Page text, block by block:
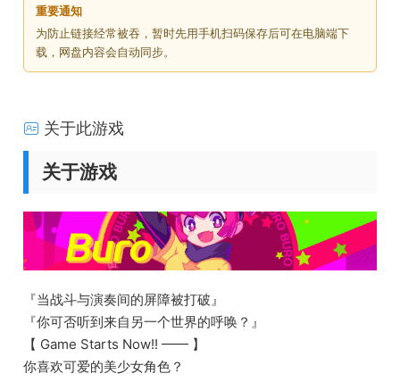
重要通知
为防止链接经常被吞，暂时先用手机扫码保存后可在电脑端下
载，网盘内容会自动同步。
关于此游戏
关于游戏
『当战斗与演奏间的屏障被打破』
『你可否听到来自另一个世界的呼唤？』
【 Game Starts Now!! —— 】
你喜欢可爱的美少女角色？